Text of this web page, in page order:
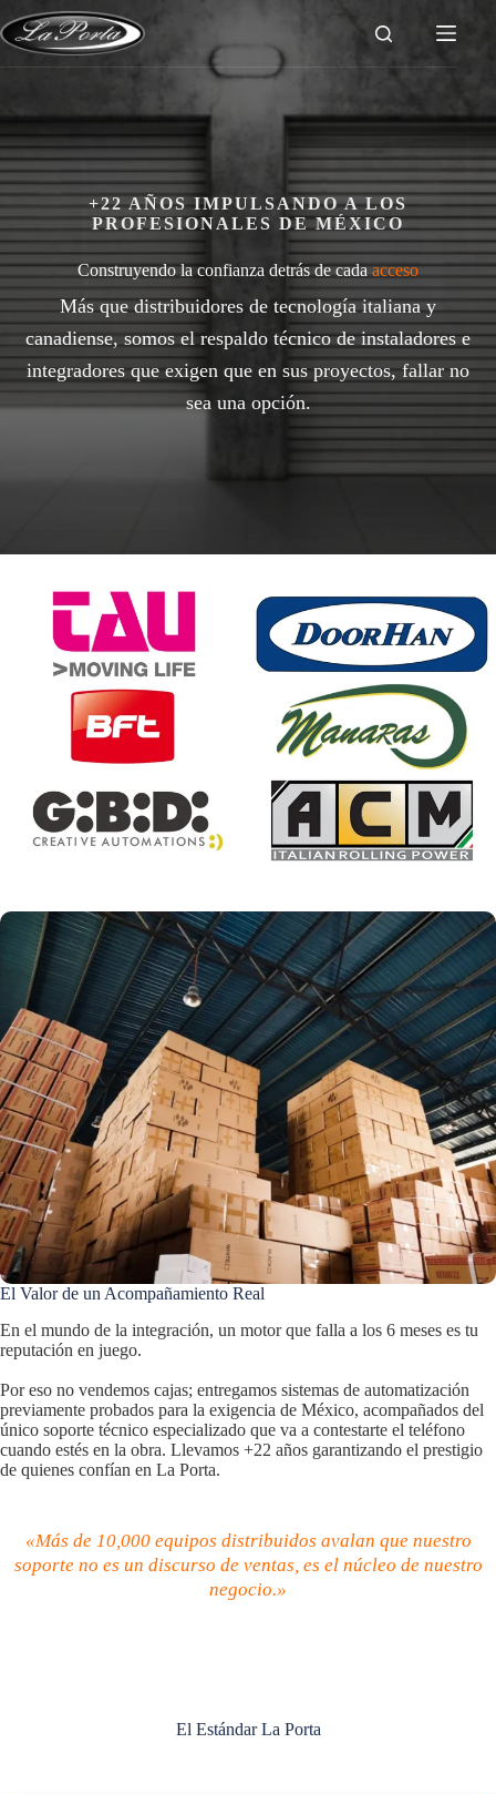
al
contenido
+22 AÑOS IMPULSANDO A LOS
PROFESIONALES DE MÉXICO
Construyendo la confianza detrás de cadaacceso
Más que distribuidores de tecnología italiana y
canadiense, somos el respaldo técnico de instaladores e
integradores que exigen que en sus proyectos, fallar no
sea una opción.
El Valor de un Acompañamiento Real
En el mundo de la integración, un motor que falla a los 6 meses es tu
reputación en juego.
Por eso no vendemos cajas; entregamos sistemas de automatización
previamente probados para la exigencia de México, acompañados del
único soporte técnico especializado que va a contestarte el teléfono
cuando estés en la obra. Llevamos +22 años garantizando el prestigio
de quienes confían en La Porta.
«Más de 10,000 equipos distribuidos avalan que nuestro
soporte no es un discurso de ventas, es el núcleo de nuestro
negocio.»
El Estándar La Porta